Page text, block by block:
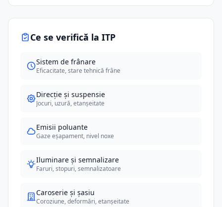
Ce se verifică la ITP
Sistem de frânare
Eficacitate, stare tehnică frâne
Direcție și suspensie
Jocuri, uzură, etanșeitate
Emisii poluante
Gaze eșapament, nivel noxe
Iluminare și semnalizare
Faruri, stopuri, semnalizatoare
Caroserie și șasiu
Coroziune, deformări, etanșeitate